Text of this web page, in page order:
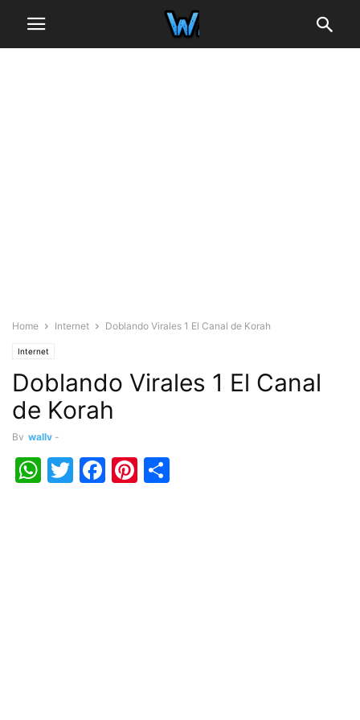
Home Internet Doblando Virales 1 El Canal de Korah
Internet
Doblando Virales 1 El Canal
de Korah
By wally -
WhatsApp
Twitter
Facebook
Pinterest